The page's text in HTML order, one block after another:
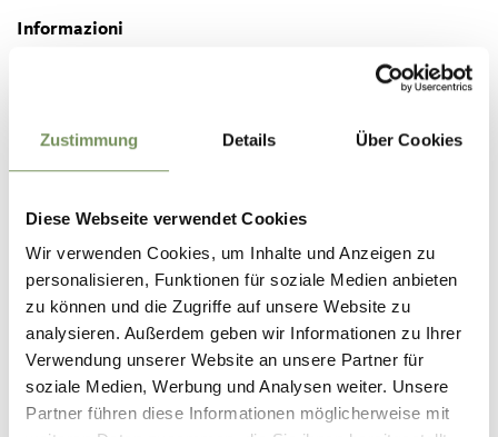
Zustimmung Details Über Cookies
Diese Webseite verwendet Cookies
Wir verwenden Cookies, um Inhalte und Anzeigen zu
personalisieren, Funktionen für soziale Medien anbieten
zu können und die Zugriffe auf unsere Website zu
analysieren. Außerdem geben wir Informationen zu Ihrer
Verwendung unserer Website an unsere Partner für
soziale Medien, Werbung und Analysen weiter. Unsere
Partner führen diese Informationen möglicherweise mit
Informazioni
Difficoltà facile
Punto più alto 817 m
SCARICA DATI GPX
Tourismusverein Lana und
Umgebung
Andreas Hoferstr. 9/1